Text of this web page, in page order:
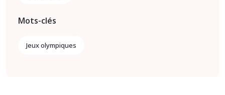
Mots-clés
Jeux olympiques